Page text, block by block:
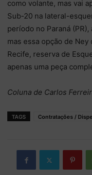
como volante, mas vai
Sub-20 na lateral-
período no Paraná
mas essa opção de
Recife, reserva de
apenas uma peça
Coluna de Carlos
TAGS Contratações /